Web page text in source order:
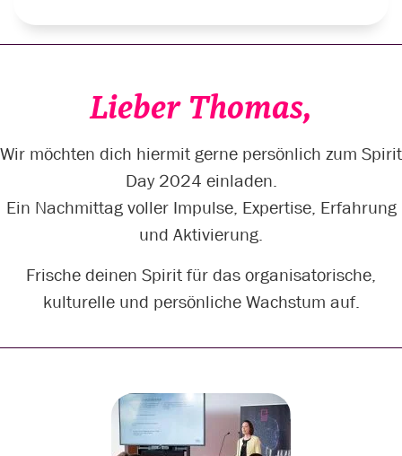
Lieber Thomas,
Wir möchten dich hiermit gerne persönlich zum Spirit
Day 2024 einladen.
Ein Nachmittag voller Impulse, Expertise, Erfahrung
und Aktivierung.
Frische deinen Spirit für das organisatorische,
kulturelle und persönliche Wachstum auf.